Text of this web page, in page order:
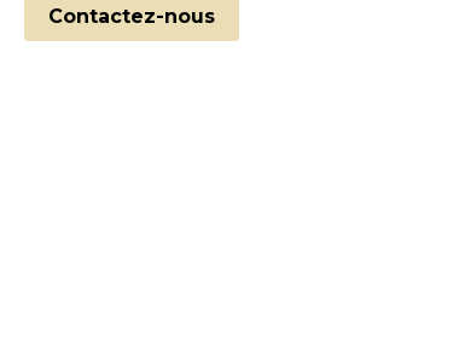
Contactez-nous